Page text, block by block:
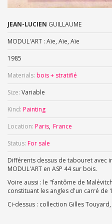
JEAN-LUCIEN GUILLAUME
MODUL'ART : Aïe, Aïe, Aïe
1985
Materials: bois + stratifié
Size: Variable
Kind: Painting
Location: Paris France
Status: For sale
Différents dessus de tabouret avec
MODUL'ART en ASP 44 sur bois.
Voire aussi : le "fantôme de
constituant les angles d'un carré de
Ci-dessus : collection Gilles Touyard,